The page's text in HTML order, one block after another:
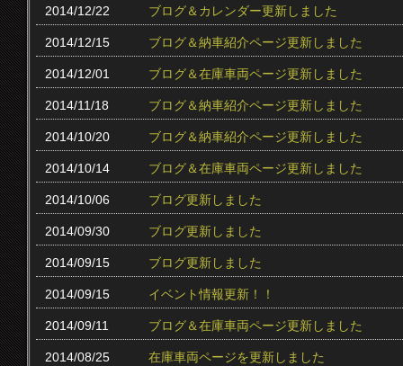
2014/12/22 ブログ＆カレンダー更新しました
2014/12/15 ブログ＆納車紹介ページ更新しました
2014/12/01 ブログ＆在庫車両ページ更新しました
2014/11/18 ブログ＆納車紹介ページ更新しました
2014/10/20 ブログ＆納車紹介ページ更新しました
2014/10/14 ブログ＆在庫車両ページ更新しました
2014/10/06 ブログ更新しました
2014/09/30 ブログ更新しました
2014/09/15 ブログ更新しました
2014/09/15 イベント情報更新！！
2014/09/11 ブログ＆在庫車両ページ更新しました
2014/08/25 在庫車両ページを更新しました